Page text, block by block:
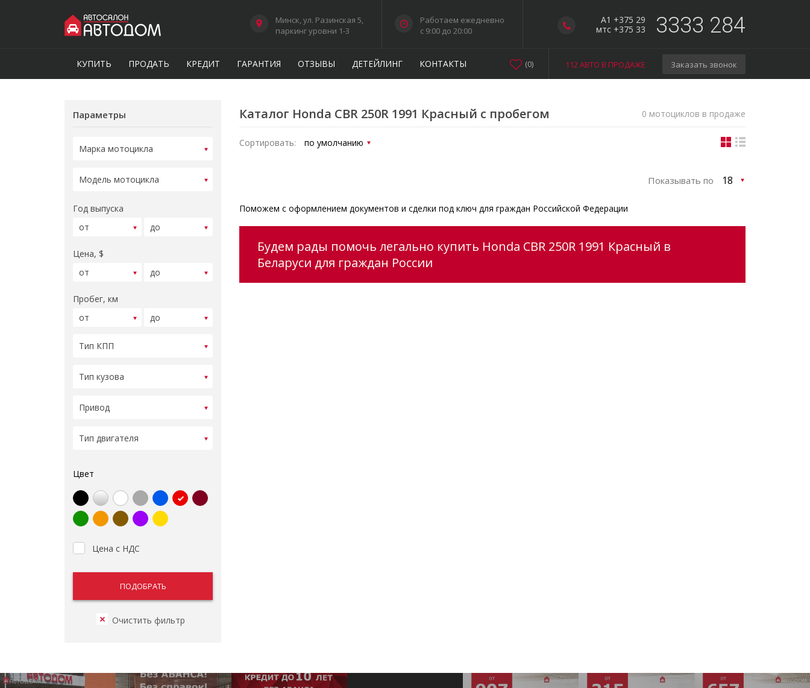
A1 +375 29
мтс +375 33
3333 284
Минск, ул. Разинская 5,
паркинг уровни 1-3
Работаем ежедневно
c 9:00 до 20:00
КУПИТЬ ПРОДАТЬ КРЕДИТ ГАРАНТИЯ ОТЗЫВЫ ДЕТЕЙЛИНГ КОНТАКТЫ 112 АВТО В ПРОДАЖЕ Заказать звонок
(0)
Параметры
Год выпуска
Цена, $
Пробег, км
Цвет
Цена с НДС
Каталог Honda CBR 250R 1991 Красный с пробегом 0 мотоциклов в продаже
Сортировать:
Показывать по
Поможем с оформлением документов и сделки под ключ для граждан Российской Федерации
Будем рады помочь легально купить Honda CBR 250R 1991 Красный в
Беларуси для граждан России